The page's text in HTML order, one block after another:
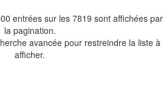
entrées sur les 7819 sont affichées par
la pagination.
avancée pour restreindre la liste à
afficher.